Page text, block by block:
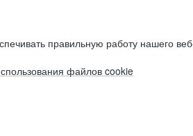
правильную работу нашего
файлов cookie